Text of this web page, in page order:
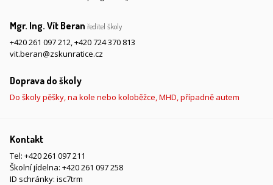
Mgr. Ing. Vít Beran ředitel školy
+420 261 097 212,+420 724 370 813
vit.beran@zskunratice.cz
Doprava do školy
Do školy pěšky, na kole nebo koloběžce, MHD, případně autem
Kontakt
Tel: +420 261 097 211
Školní jídelna: +420 261 097 258
ID schránky: isc7trm